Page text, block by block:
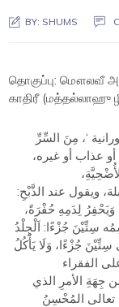
BY: SHUMS
தொகுப்பு: மௌலவீ
காதிரீ
‘، مِنَ السِّرِّ
عذاب أو غيره،
ويقول عند الذَّبْحِ:
وَيَحْفِرُ لِدَمِهِ حُفْرَةً،
سِتِّيْنَ جُزْءًا: اَلْجِلْدُ
جُزْءًا، وَلَا يَأْكُلُ
الفقراء
جِهَةِ الأمرِ الذي
تعالى المُحْسِنُ